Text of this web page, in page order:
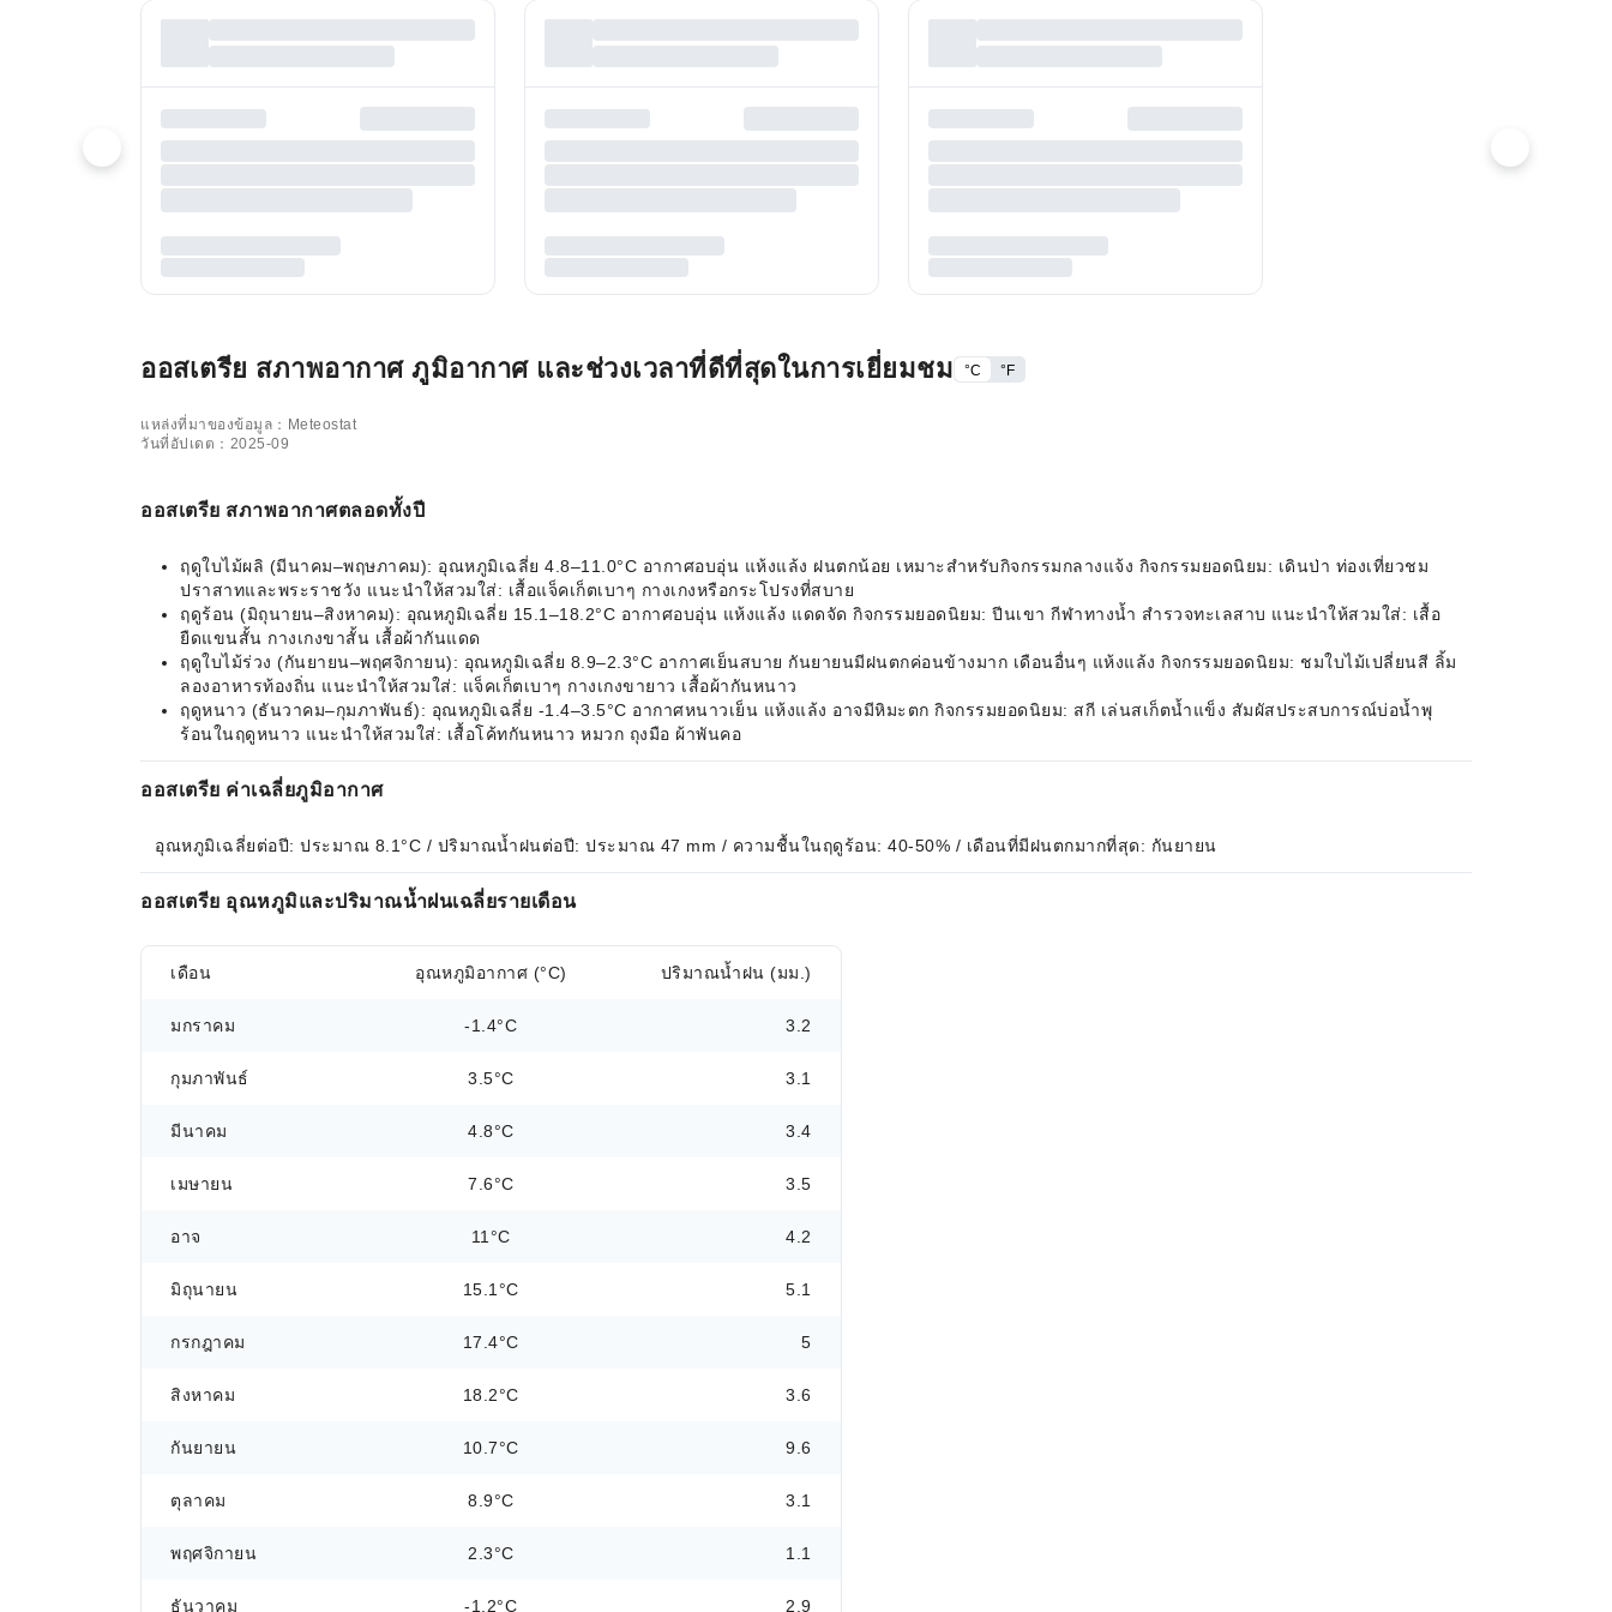
ออสเตรีย สภาพอากาศ ภูมิอากาศ และช่วงเวลาที่ดีที่สุดในการเยี่ยมชม °C °F
แหล่งที่มาของข้อมูล：Meteostat
วันที่อัปเดต：2025-09
ออสเตรีย สภาพอากาศตลอดทั้งปี
ฤดูใบไม้ผลิ (มีนาคม–พฤษภาคม): อุณหภูมิเฉลี่ย 4.8–11.0°C อากาศอบอุ่น แห้งแล้ง ฝนตกน้อย เหมาะสำหรับกิจกรรมกลางแจ้ง กิจกรรมยอดนิยม: เดินป่า ท่องเที่ยวชม
ปราสาทและพระราชวัง แนะนำให้สวมใส่: เสื้อแจ็คเก็ตเบาๆ กางเกงหรือกระโปรงที่สบาย
ฤดูร้อน (มิถุนายน–สิงหาคม): อุณหภูมิเฉลี่ย 15.1–18.2°C อากาศอบอุ่น แห้งแล้ง แดดจัด กิจกรรมยอดนิยม: ปีนเขา กีฬาทางน้ำ สำรวจทะเลสาบ แนะนำให้สวมใส่: เสื้อ
ยืดแขนสั้น กางเกงขาสั้น เสื้อผ้ากันแดด
ฤดูใบไม้ร่วง (กันยายน–พฤศจิกายน): อุณหภูมิเฉลี่ย 8.9–2.3°C อากาศเย็นสบาย กันยายนมีฝนตกค่อนข้างมาก เดือนอื่นๆ แห้งแล้ง กิจกรรมยอดนิยม: ชมใบไม้เปลี่ยนสี ลิ้ม
ลองอาหารท้องถิ่น แนะนำให้สวมใส่: แจ็คเก็ตเบาๆ กางเกงขายาว เสื้อผ้ากันหนาว
ฤดูหนาว (ธันวาคม–กุมภาพันธ์): อุณหภูมิเฉลี่ย -1.4–3.5°C อากาศหนาวเย็น แห้งแล้ง อาจมีหิมะตก กิจกรรมยอดนิยม: สกี เล่นสเก็ตน้ำแข็ง สัมผัสประสบการณ์บ่อน้ำพุ
ร้อนในฤดูหนาว แนะนำให้สวมใส่: เสื้อโค้ทกันหนาว หมวก ถุงมือ ผ้าพันคอ
ออสเตรีย ค่าเฉลี่ยภูมิอากาศ
อุณหภูมิเฉลี่ยต่อปี: ประมาณ 8.1°C / ปริมาณน้ำฝนต่อปี: ประมาณ 47 mm / ความชื้นในฤดูร้อน: 40-50% / เดือนที่มีฝนตกมากที่สุด: กันยายน
ออสเตรีย อุณหภูมิและปริมาณน้ำฝนเฉลี่ยรายเดือน
เดือน อุณหภูมิอากาศ (°C) ปริมาณน้ำฝน (มม.)
มกราคม -1.4°C 3.2
กุมภาพันธ์ 3.5°C 3.1
มีนาคม 4.8°C 3.4
เมษายน 7.6°C 3.5
อาจ 11°C 4.2
มิถุนายน 15.1°C 5.1
กรกฎาคม 17.4°C 5
สิงหาคม 18.2°C 3.6
กันยายน 10.7°C 9.6
ตุลาคม 8.9°C 3.1
พฤศจิกายน 2.3°C 1.1
ธันวาคม -1.2°C 2.9